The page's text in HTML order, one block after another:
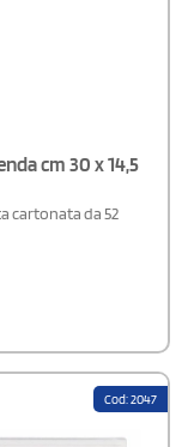
cm 30 x 14,5
cartonata da 52
Cod: 2047